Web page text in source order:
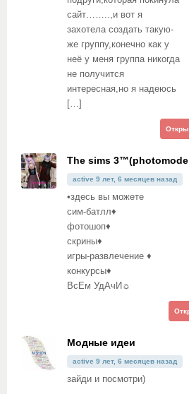
сайт……..,и вот я
захотела создать такую-
же группу,конечно как у
неё у меня группа никогда
не получится
интересная,но я надеюсь
[…]
The sims
active 9 лет, 6 месяцев назад
•здесь вы можете
сим-батлл♦
фотошоп♦
скрины♦
игры-развлечение ♦
конкурсы♦
ВсЕм УдАчИ☼
Модные идеи
active 9 лет, 6 месяцев назад
зайди и посмотри)